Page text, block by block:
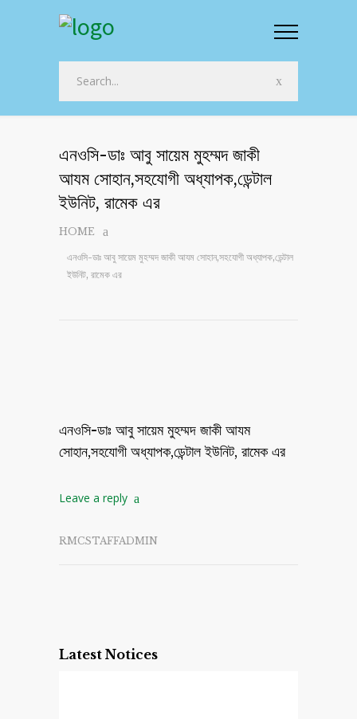
এনওসি-ডাঃ আবু সায়েম মুহম্মদ জাকী
আযম সোহান,সহযোগী অধ্যাপক,ডেন্টাল
ইউনিট, রামেক এর
HOME
এনওসি-ডাঃ আবু সায়েম মুহম্মদ জাকী আযম সোহান,সহযোগী অধ্যাপক,ডেন্টাল
ইউনিট, রামেক এর
এনওসি-ডাঃ আবু সায়েম মুহম্মদ জাকী আযম
সোহান,সহযোগী অধ্যাপক,ডেন্টাল ইউনিট, রামেক এর
Leave a reply
RMCSTAFFADMIN
Latest Notices